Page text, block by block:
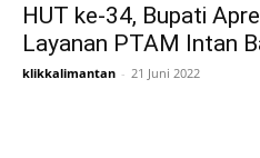
HUT ke-34, Bupati
Layanan PTAM Intan
klikkalimantan - 21 Juni 2022